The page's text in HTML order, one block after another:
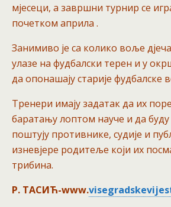
мјесеци, а завршни турнир се
почетком априла .
Занимиво је са колико воље
улазе на фудбалски терен и у
да опонашају старије фудбалске
Тренери имају задатак да их
баратању лоптом науче и да
поштују противнике, судије и
изневјере родитеље који их
трибина.
Р. ТАСИЋ-www.